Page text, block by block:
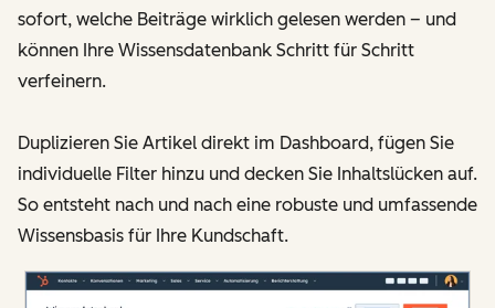
sofort, welche Beiträge wirklich gelesen werden – und
können Ihre Wissensdatenbank Schritt für Schritt
verfeinern.
Duplizieren Sie Artikel direkt im Dashboard, fügen Sie
individuelle Filter hinzu und decken Sie Inhaltslücken auf.
So entsteht nach und nach eine robuste und umfassende
Wissensbasis für Ihre Kundschaft.